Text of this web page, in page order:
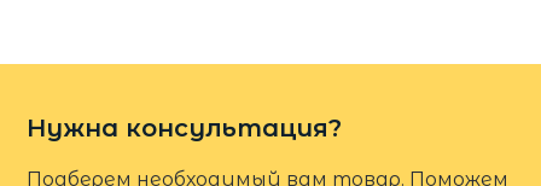
Нужна консультация?
Подберем необходимый вам товар. Поможем